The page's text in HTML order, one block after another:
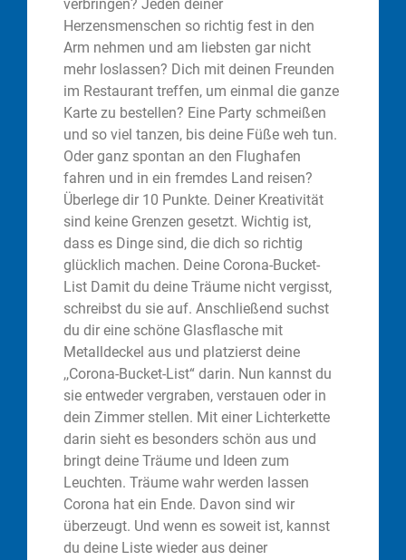
verbringen? Jeden deiner
Herzensmenschen so richtig fest in den
Arm nehmen und am liebsten gar nicht
mehr loslassen? Dich mit deinen Freunden
im Restaurant treffen, um einmal die ganze
Karte zu bestellen? Eine Party schmeißen
und so viel tanzen, bis deine Füße weh tun.
Oder ganz spontan an den Flughafen
fahren und in ein fremdes Land reisen?
Überlege dir 10 Punkte. Deiner Kreativität
sind keine Grenzen gesetzt. Wichtig ist,
dass es Dinge sind, die dich so richtig
glücklich machen. Deine Corona-Bucket-
List Damit du deine Träume nicht vergisst,
schreibst du sie auf. Anschließend suchst
du dir eine schöne Glasflasche mit
Metalldeckel aus und platzierst deine
,,Corona-Bucket-List“ darin. Nun kannst du
sie entweder vergraben, verstauen oder in
dein Zimmer stellen. Mit einer Lichterkette
darin sieht es besonders schön aus und
bringt deine Träume und Ideen zum
Leuchten. Träume wahr werden lassen
Corona hat ein Ende. Davon sind wir
überzeugt. Und wenn es soweit ist, kannst
du deine Liste wieder aus deiner